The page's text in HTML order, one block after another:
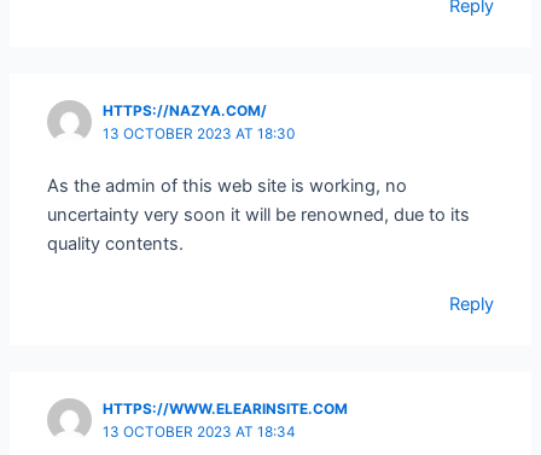
Reply
HTTPS://NAZYA.COM/
13 OCTOBER 2023 AT 18:30
As the admin of this web site is working, no
uncertainty very soon it will be renowned, due to its
quality contents.
Reply
HTTPS://WWW.ELEARINSITE.COM
13 OCTOBER 2023 AT 18:34